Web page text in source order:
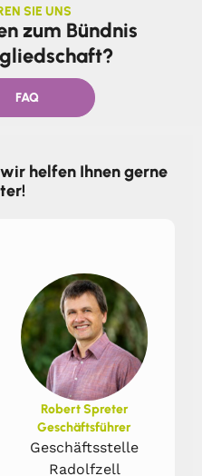
SIE UNS
zum Bündnis
FAQ
helfen Ihnen gerne
Robert Spreter
Geschäftsführer
Geschäftsstelle
Radolfzell